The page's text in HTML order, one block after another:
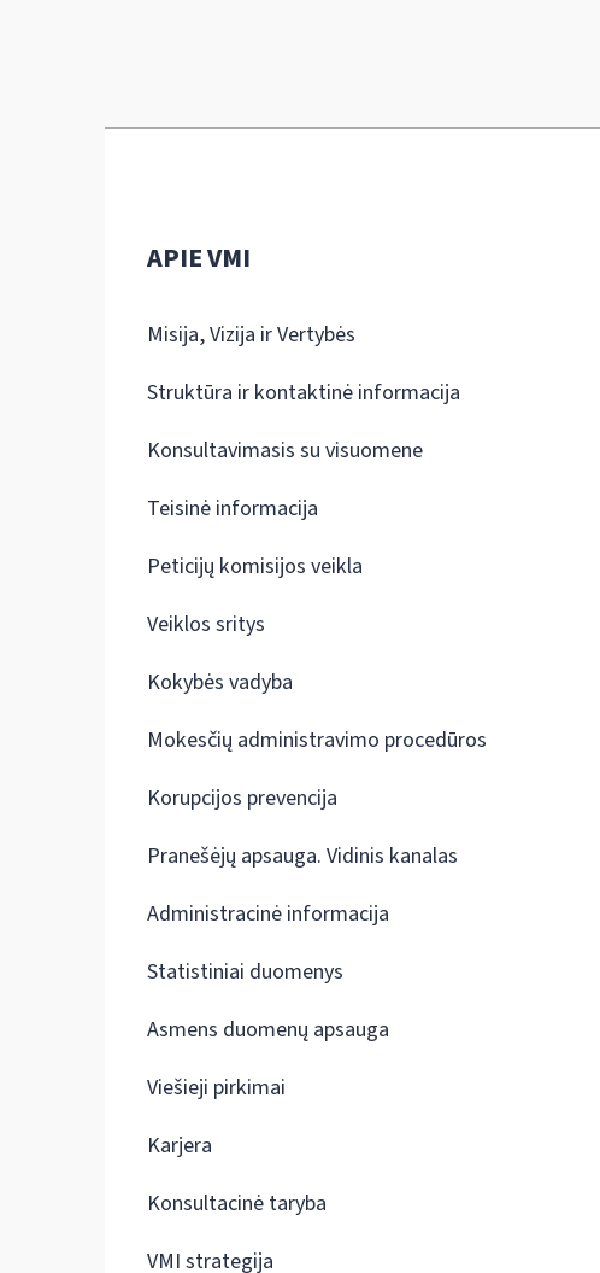
APIE VMI
Misija, Vizija ir Vertybės
Struktūra ir kontaktinė informacija
Konsultavimasis su visuomene
Teisinė informacija
Peticijų komisijos veikla
Veiklos sritys
Kokybės vadyba
Mokesčių administravimo procedūros
Korupcijos prevencija
Pranešėjų apsauga. Vidinis kanalas
Administracinė informacija
Statistiniai duomenys
Asmens duomenų apsauga
Viešieji pirkimai
Karjera
Konsultacinė taryba
VMI strategija